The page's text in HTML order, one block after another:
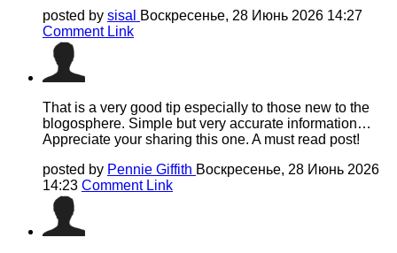
posted by sisal
Воскресенье, 28 Июнь 2026 14:27
Comment Link
That is a very good tip especially to those new to the
blogosphere. Simple but very accurate information…
Appreciate your sharing this one. A must read post!
posted by Pennie Giffith Воскресенье, 28 Июнь 2026
14:23 Comment Link